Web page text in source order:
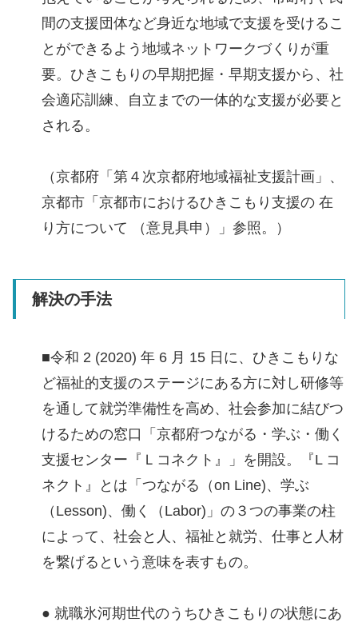
間の支援団体など身近な地域で支援を受けるこ
とができるよう地域ネットワークづくりが重
要。ひきこもりの早期把握・早期支援から、社
会適応訓練、自立までの一体的な支援が必要と
される。
（京都府「第４次京都府地域福祉支援計画」、
京都市「京都市におけるひきこもり支援の 在
り方について （意見具申）」参照。）
解決の手法
■令和 2 (2020) 年 6 月 15 日に、ひきこもりな
ど福祉的支援のステージにある方に対し研修等
を通して就労準備性を高め、社会参加に結びつ
けるための窓口「京都府つながる・学ぶ・働く
支援センター『Ｌコネクト』」を開設。『L コ
ネクト』とは「つながる（on Line)、学ぶ
（Lesson)、働く（Labor)」の３つの事業の柱
によって、社会と人、福祉と就労、仕事と⼈材
を繋げるという意味を表すもの。
● 就職氷河期世代のうちひきこもりの状態にあ